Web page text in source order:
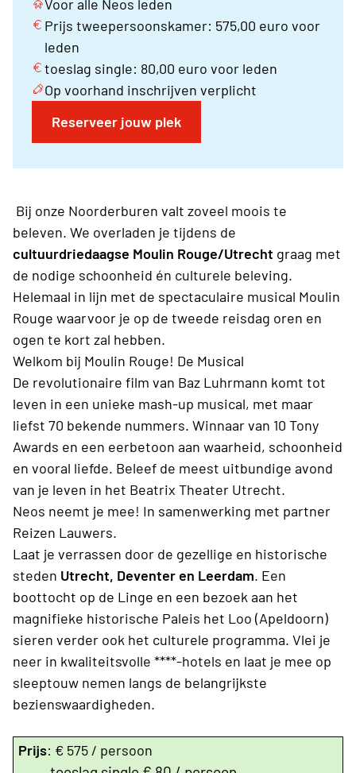
Voor alle Neos leden
Prijs tweepersoonskamer: 575,00 euro voor
leden
toeslag single: 80,00 euro voor leden
Op voorhand inschrijven verplicht
Reserveer jouw plek
Bij onze Noorderburen valt zoveel moois te
beleven. We overladen je tijdens de
cultuurdriedaagse Moulin Rouge/Utrecht graag met
de nodige schoonheid én culturele beleving.
Helemaal in lijn met de spectaculaire musical Moulin
Rouge waarvoor je op de tweede reisdag oren en
ogen te kort zal hebben.
Welkom bij Moulin Rouge! De Musical
De revolutionaire film van Baz Luhrmann komt tot
leven in een unieke mash-up musical, met maar
liefst 70 bekende nummers. Winnaar van 10 Tony
Awards en een eerbetoon aan waarheid, schoonheid
en vooral liefde. Beleef de meest uitbundige avond
van je leven in het Beatrix Theater Utrecht.
Neos neemt je mee! In samenwerking met partner
Reizen Lauwers.
Laat je verrassen door de gezellige en historische
steden Utrecht, Deventer en Leerdam. Een
boottocht op de Linge en een bezoek aan het
magnifieke historische Paleis het Loo (Apeldoorn)
sieren verder ook het culturele programma. Vlei je
neer in kwaliteitsvolle ****-hotels en laat je mee op
sleeptouw nemen langs de belangrijkste
bezienswaardigheden.
Prijs: € 575 / persoon